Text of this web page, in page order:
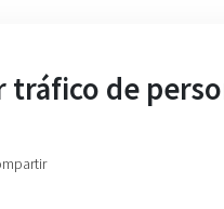
tráfico de